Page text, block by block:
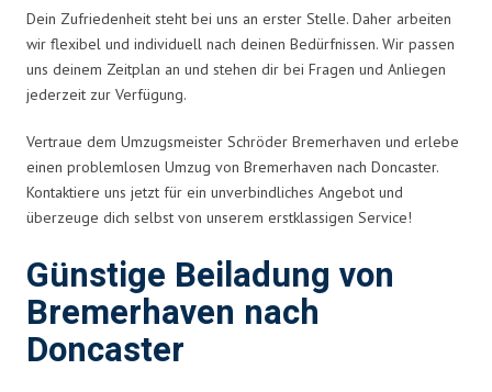
Dein Zufriedenheit steht bei uns an erster Stelle. Daher arbeiten
wir flexibel und individuell nach deinen Bedürfnissen. Wir passen
uns deinem Zeitplan an und stehen dir bei Fragen und Anliegen
jederzeit zur Verfügung.
Vertraue dem Umzugsmeister Schröder Bremerhaven und erlebe
einen problemlosen Umzug von Bremerhaven nach Doncaster.
Kontaktiere uns jetzt für ein unverbindliches Angebot und
überzeuge dich selbst von unserem erstklassigen Service!
Günstige Beiladung von
Bremerhaven nach
Doncaster